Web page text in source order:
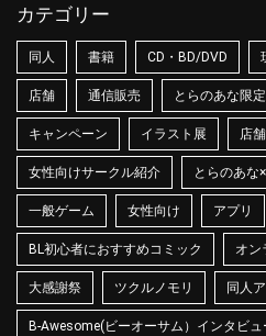
カテゴリー
同人 書籍 CD・BD/DVD
店舗 通信販売 とらのあな限
キャンペーン イラスト展 店
女性向けサークル紹介 とらのあな
一般ゲーム 女性向け アプリ
BL初心者におすすめコミック オン
大感謝祭 ツクルノモリ 同人
B-Awesome(ビーオーサム）インタビュ